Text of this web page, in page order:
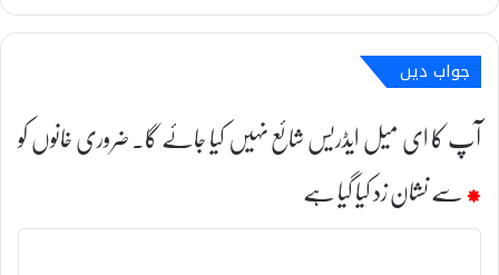
جواب دیں
آپ کا ای میل ایڈریس شائع نہیں کیا جائے گا۔ضروری خانوں کو
*سے نشان زد کیا گیا ہے
ت